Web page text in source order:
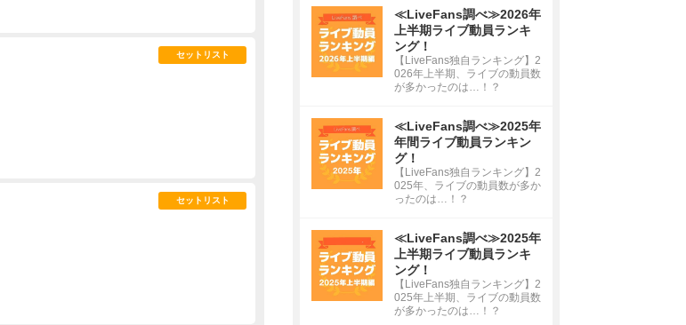
セットリスト
セットリスト
≪LiveFans調べ≫2026年
上半期ライブ動員ランキ
ング！
【LiveFans独自ランキング】2
026年上半期、ライブの動員数
が多かったのは…！？
≪LiveFans調べ≫2025年
年間ライブ動員ランキン
グ！
【LiveFans独自ランキング】2
025年、ライブの動員数が多か
ったのは…！？
≪LiveFans調べ≫2025年
上半期ライブ動員ランキ
ング！
【LiveFans独自ランキング】2
025年上半期、ライブの動員数
が多かったのは…！？